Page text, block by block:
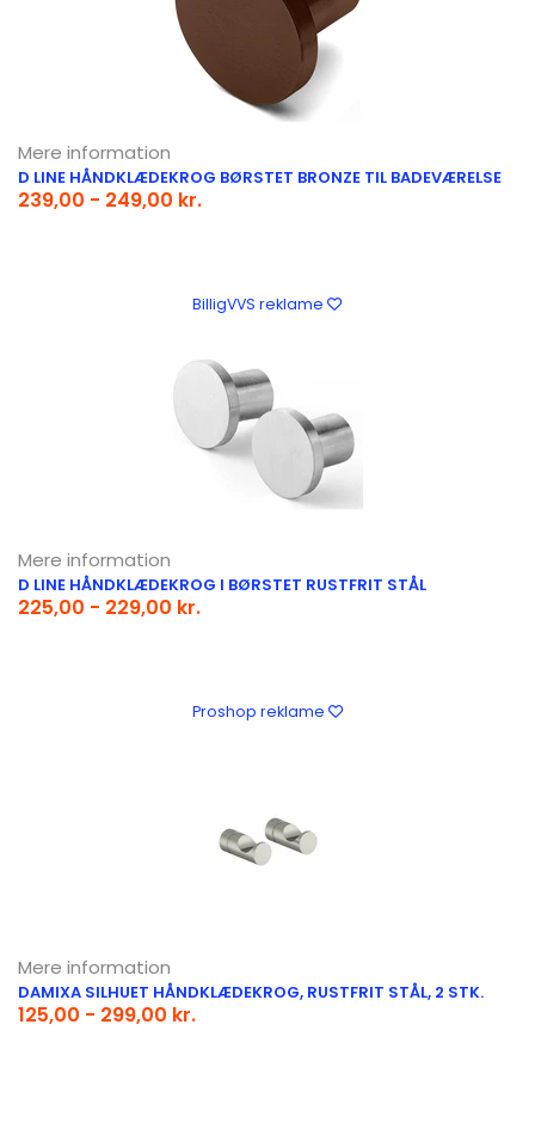
Mere information
D LINE HÅNDKLÆDEKROG BØRSTET BRONZE TIL BADEVÆRELSE
239,00 - 249,00 kr.
BilligVVS reklame
Mere information
D LINE HÅNDKLÆDEKROG I BØRSTET RUSTFRIT STÅL
225,00 - 229,00 kr.
Proshop reklame
Mere information
DAMIXA SILHUET HÅNDKLÆDEKROG, RUSTFRIT STÅL, 2 STK.
125,00 - 299,00 kr.